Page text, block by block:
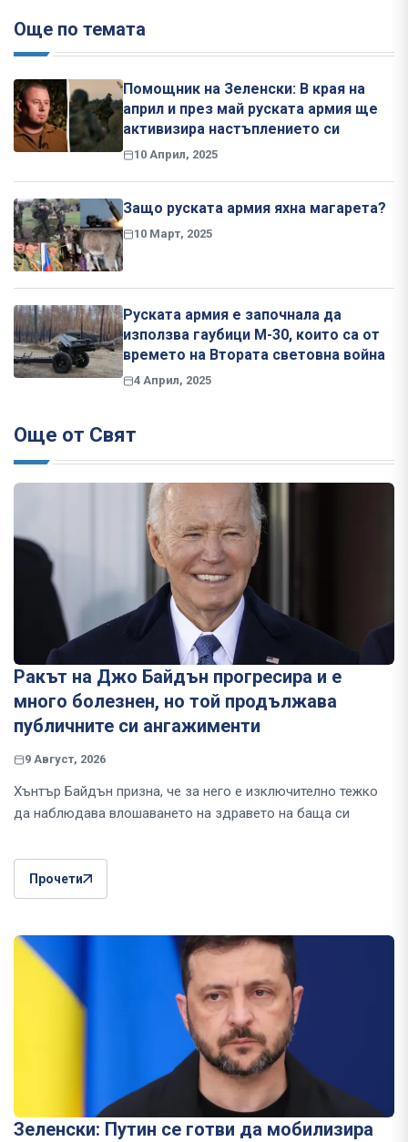
Още по темата
Помощник на Зеленски: В края на
април и през май руската армия ще
активизира настъплението си
10 Април, 2025
Защо руската армия яхна магарета?
10 Март, 2025
Руската армия е започнала да
използва гаубици М-30, които са от
времето на Втората световна война
4 Април, 2025
Още от Свят
Ракът на Джо Байдън прогресира и е
много болезнен, но той продължава
публичните си ангажименти
9 Август, 2026
Хънтър Байдън призна, че за него е изключително тежко
да наблюдава влошаването на здравето на баща си
Прочети
Зеленски: Путин се готви да мобилизира